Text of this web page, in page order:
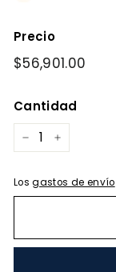
Precio
Precio
$56,901.00
Cantidad
− +
Losgastos de envío